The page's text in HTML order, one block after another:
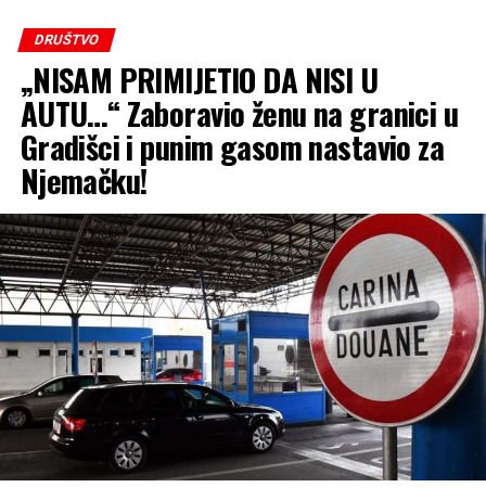
DRUŠTVO
„NISAM PRIMIJETIO DA NISI U
AUTU…“ Zaboravio ženu na granici u
Gradišci i punim gasom nastavio za
Njemačku!